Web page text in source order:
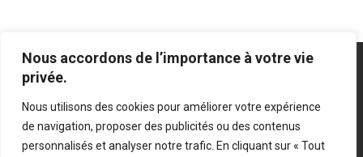
Nous accordons de l’importance à votre vie
privée.
Nous utilisons des cookies pour améliorer votre expérience
de navigation, proposer des publicités ou des contenus
personnalisés et analyser notre trafic. En cliquant sur « Tout
Mentions légales Politique de confidentialité